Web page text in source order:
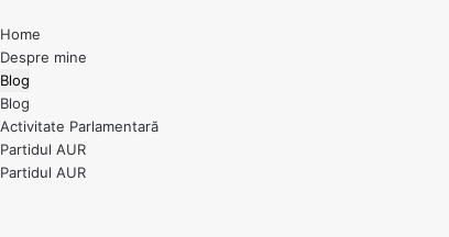
Home
Despre mine
Blog
Blog
Activitate Parlamentară
Partidul AUR
Partidul AUR